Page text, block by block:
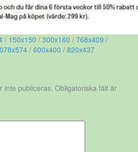
/ 150x150 / 300x160 / 768x409 /
/ 600x400 / 820x437
inte publiceras. Obligatoriska fält är